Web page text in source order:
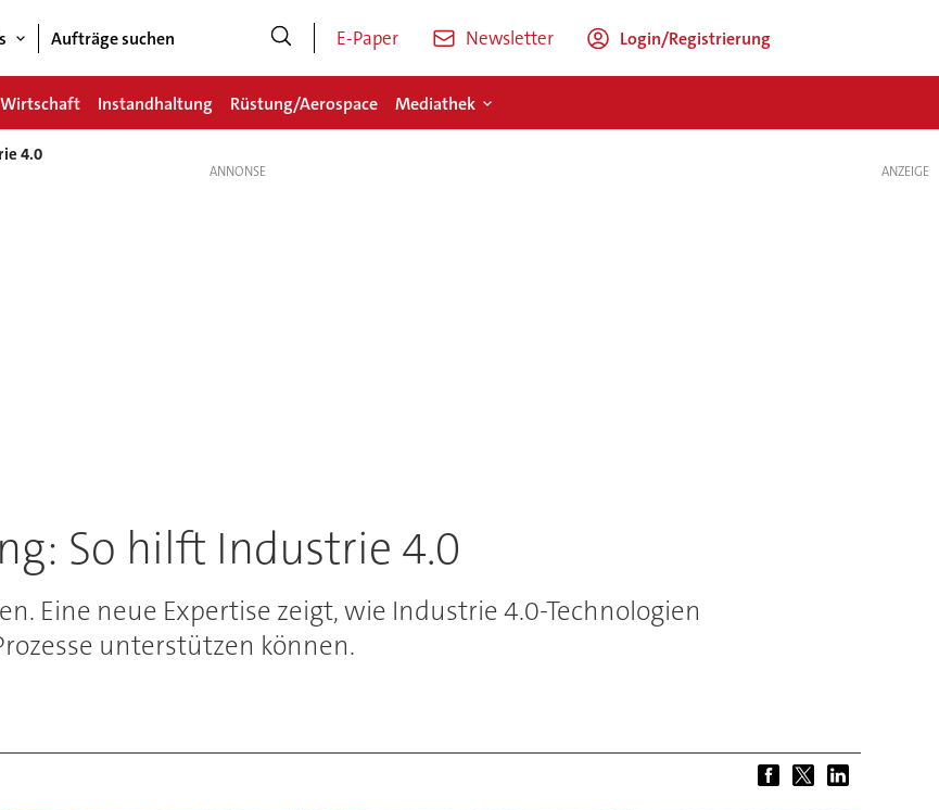
Aufträge suchen E-Paper Newsletter Login/Registrierung
Wirtschaft Instandhaltung Rüstung/Aerospace Mediathek
4.0
So hilft Industrie 4.0
Eine neue Expertise zeigt, wie Industrie 4.0-Technologien
unterstützen können.
ANZEIGE